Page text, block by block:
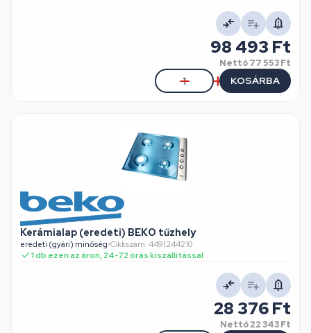
98 493 Ft
Nettó77 553 Ft
KOSÁRBA
Kerámialap (eredeti) BEKO tűzhely
eredeti (gyári) minőség•Cikkszám: 4491244210
1 db ezen az áron, 24-72 órás kiszállítással
28 376 Ft
Nettó22 343 Ft